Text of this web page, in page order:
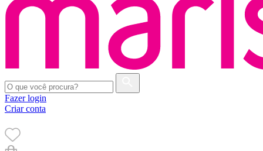
Fazer login
Criar conta